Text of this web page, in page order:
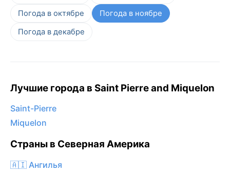
Погода в октябре
Погода в ноябре
Погода в декабре
Лучшие города в Saint Pierre and Miquelon
Saint-Pierre
Miquelon
Страны в Северная Америка
🇦🇮 Ангилья